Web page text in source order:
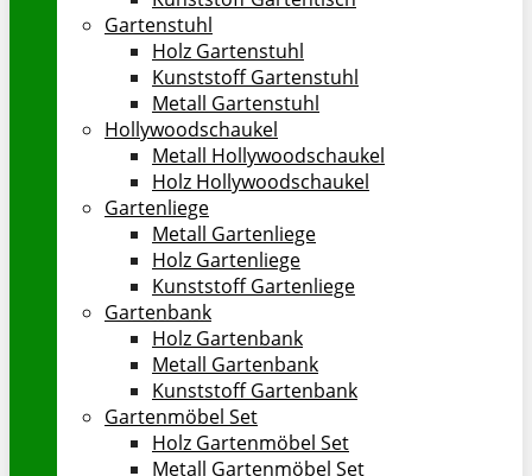
Gartenstuhl
Holz Gartenstuhl
Kunststoff Gartenstuhl
Metall Gartenstuhl
Hollywoodschaukel
Metall Hollywoodschaukel
Holz Hollywoodschaukel
Gartenliege
Metall Gartenliege
Holz Gartenliege
Kunststoff Gartenliege
Gartenbank
Holz Gartenbank
Metall Gartenbank
Kunststoff Gartenbank
Gartenmöbel Set
Holz Gartenmöbel Set
Metall Gartenmöbel Set